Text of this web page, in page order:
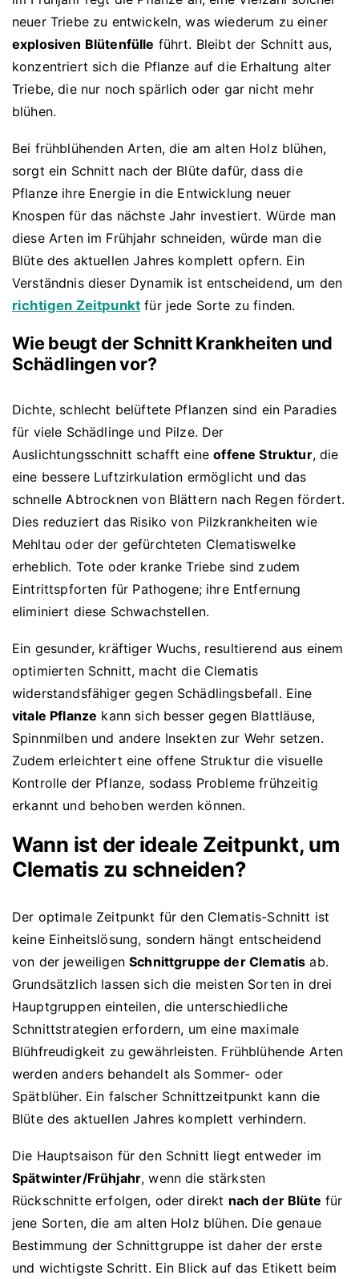
neuer Triebe zu entwickeln, was wiederum zu einer
explosiven Blütenfülle führt. Bleibt der Schnitt aus,
konzentriert sich die Pflanze auf die Erhaltung alter
Triebe, die nur noch spärlich oder gar nicht mehr
blühen.
Bei frühblühenden Arten, die am alten Holz blühen,
sorgt ein Schnitt nach der Blüte dafür, dass die
Pflanze ihre Energie in die Entwicklung neuer
Knospen für das nächste Jahr investiert. Würde man
diese Arten im Frühjahr schneiden, würde man die
Blüte des aktuellen Jahres komplett opfern. Ein
Verständnis dieser Dynamik ist entscheidend, um den
richtigen Zeitpunkt für jede Sorte zu finden.
Wie beugt der Schnitt Krankheiten und
Schädlingen vor?
Dichte, schlecht belüftete Pflanzen sind ein Paradies
für viele Schädlinge und Pilze. Der
Auslichtungsschnitt schafft eineoffene Struktur, die
eine bessere Luftzirkulation ermöglicht und das
schnelle Abtrocknen von Blättern nach Regen fördert.
Dies reduziert das Risiko von Pilzkrankheiten wie
Mehltau oder der gefürchteten Clematiswelke
erheblich. Tote oder kranke Triebe sind zudem
Eintrittspforten für Pathogene; ihre Entfernung
eliminiert diese Schwachstellen.
Ein gesunder, kräftiger Wuchs, resultierend aus einem
optimierten Schnitt, macht die Clematis
widerstandsfähiger gegen Schädlingsbefall. Eine
vitale Pflanze kann sich besser gegen Blattläuse,
Spinnmilben und andere Insekten zur Wehr setzen.
Zudem erleichtert eine offene Struktur die visuelle
Kontrolle der Pflanze, sodass Probleme frühzeitig
erkannt und behoben werden können.
Wann ist der ideale Zeitpunkt, um
Clematis zu schneiden?
Der optimale Zeitpunkt für den Clematis-Schnitt ist
keine Einheitslösung, sondern hängt entscheidend
von der jeweiligenSchnittgruppe der Clematis ab.
Grundsätzlich lassen sich die meisten Sorten in drei
Hauptgruppen einteilen, die unterschiedliche
Schnittstrategien erfordern, um eine maximale
Blühfreudigkeit zu gewährleisten. Frühblühende Arten
werden anders behandelt als Sommer- oder
Spätblüher. Ein falscher Schnittzeitpunkt kann die
Blüte des aktuellen Jahres komplett verhindern.
Die Hauptsaison für den Schnitt liegt entweder im
Spätwinter/Frühjahr, wenn die stärksten
Rückschnitte erfolgen, oder direkt nach der Blüte für
jene Sorten, die am alten Holz blühen. Die genaue
Bestimmung der Schnittgruppe ist daher der erste
und wichtigste Schritt. Ein Blick auf das Etikett beim